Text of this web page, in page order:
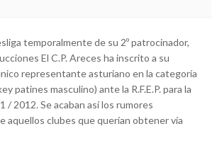
temporalmente de su 2º patrocinador,
El C.P. Areces ha inscrito a su
representante asturiano en la categoría
patines masculino) ante la R.F.E.P. para la
/ 2012. Se acaban así los rumores
aquellos clubes que querían obtener vía